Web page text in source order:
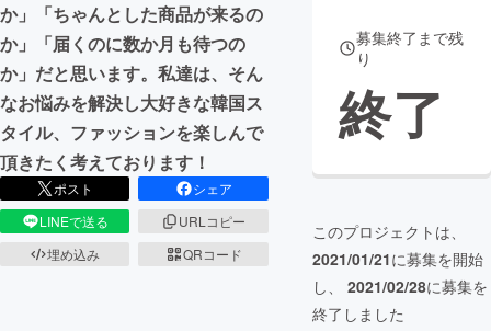
か」「ちゃんとした商品が来るの
か」「届くのに数か月も待つの
か」だと思います。私達は、そん
なお悩みを解決し大好きな韓国ス
タイル、ファッションを楽しんで
頂きたく考えております！
ポスト
シェア
LINEで送る
URLコピー
埋め込み
QRコード
募集終了まで残
り
終了
このプロジェクトは、
2021/01/21に募集を開始
し、 2021/02/28に募集を
終了しました